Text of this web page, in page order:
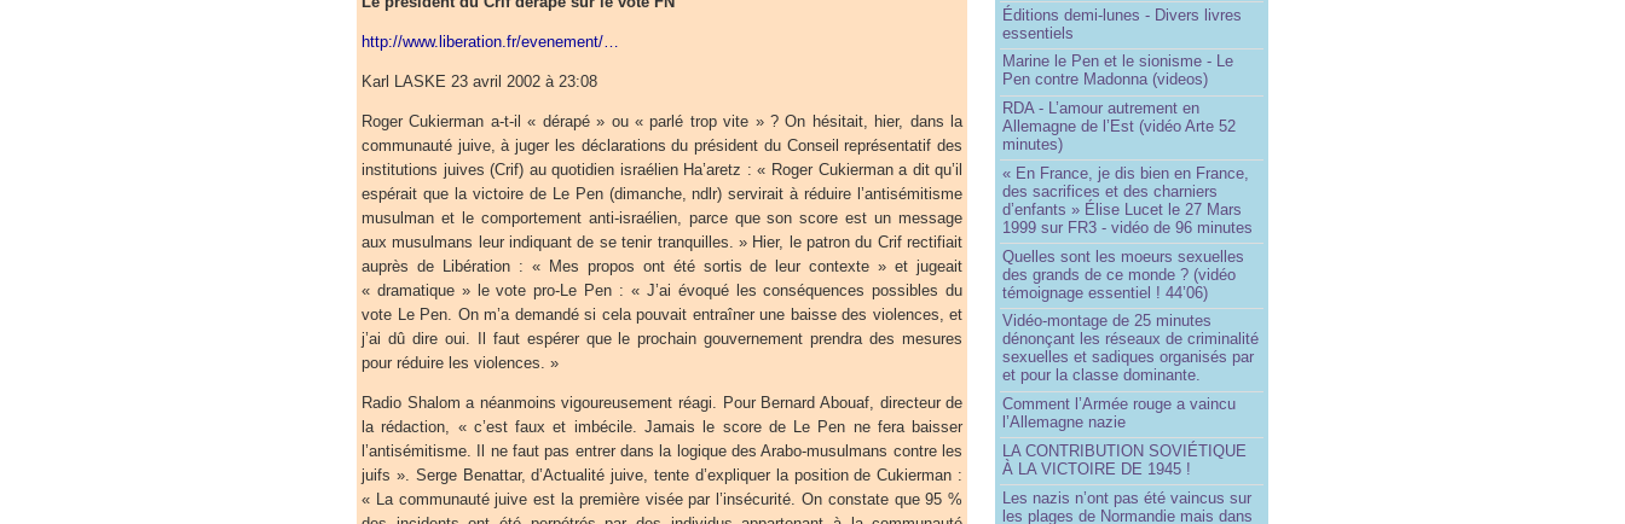
http://www.liberation.fr/evenement/…
Karl LASKE 23 avril 2002 à 23:08
Roger Cukierman a-t-il « dérapé » ou « parlé trop vite » ? On hésitait, hier, dans la
communauté juive, à juger les déclarations du président du Conseil représentatif des
institutions juives (Crif) au quotidien israélien Ha’aretz : « Roger Cukierman a dit qu’il
espérait que la victoire de Le Pen (dimanche, ndlr) servirait à réduire l’antisémitisme
musulman et le comportement anti-israélien, parce que son score est un message
aux musulmans leur indiquant de se tenir tranquilles. » Hier, le patron du Crif rectifiait
auprès de Libération : « Mes propos ont été sortis de leur contexte » et jugeait
« dramatique » le vote pro-Le Pen : « J’ai évoqué les conséquences possibles du
vote Le Pen. On m’a demandé si cela pouvait entraîner une baisse des violences, et
j’ai dû dire oui. Il faut espérer que le prochain gouvernement prendra des mesures
pour réduire les violences. »
Radio Shalom a néanmoins vigoureusement réagi. Pour Bernard Abouaf, directeur de
la rédaction, « c’est faux et imbécile. Jamais le score de Le Pen ne fera baisser
l’antisémitisme. Il ne faut pas entrer dans la logique des Arabo-musulmans contre les
juifs ». Serge Benattar, d’Actualité juive, tente d’expliquer la position de Cukierman :
« La communauté juive est la première visée par l’insécurité. On constate que 95 %
Éditions demi-lunes - Divers livres
essentiels
Marine le Pen et le sionisme - Le
Pen contre Madonna (videos)
RDA - L’amour autrement en
Allemagne de l’Est (vidéo Arte 52
minutes)
« En France, je dis bien en France,
des sacrifices et des charniers
d’enfants » Élise Lucet le 27 Mars
1999 sur FR3 - vidéo de 96 minutes
Quelles sont les moeurs sexuelles
des grands de ce monde ? (vidéo
témoignage essentiel ! 44’06)
Vidéo-montage de 25 minutes
dénonçant les réseaux de criminalité
sexuelles et sadiques organisés par
et pour la classe dominante.
Comment l’Armée rouge a vaincu
l’Allemagne nazie
LA CONTRIBUTION SOVIÉTIQUE
À LA VICTOIRE DE 1945 !
Les nazis n’ont pas été vaincus sur
les plages de Normandie mais dans